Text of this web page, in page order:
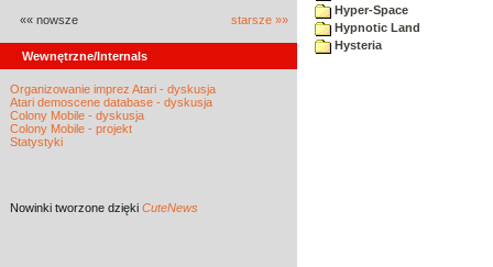
«« nowsze starsze »»
Wewnętrzne/Internals
Organizowanie imprez Atari - dyskusja
Atari demoscene database - dyskusja
Colony Mobile - dyskusja
Colony Mobile - projekt
Statystyki
Nowinki tworzone dzięki CuteNews
Hyper-Space
Hypnotic Land
Hysteria